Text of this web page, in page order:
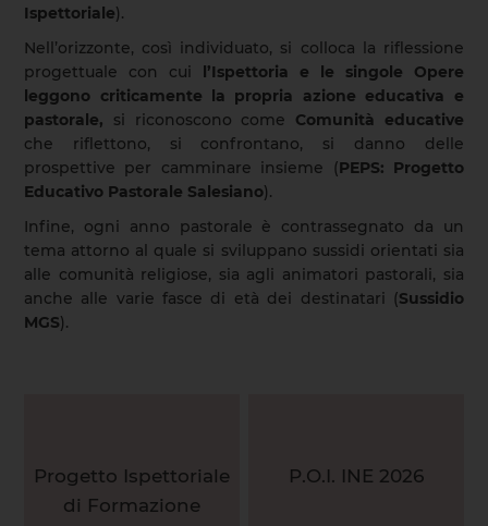
Ispettoriale).
Nell’orizzonte, così individuato, si colloca la riflessione
progettuale con cui l’Ispettoria e le singole Opere
leggono criticamente la propria azione educativa e
pastorale, si riconoscono come Comunità educative
che riflettono, si confrontano, si danno delle
prospettive per camminare insieme (PEPS: Progetto
Educativo Pastorale Salesiano).
Infine, ogni anno pastorale è contrassegnato da un
tema attorno al quale si sviluppano sussidi orientati sia
alle comunità religiose, sia agli animatori pastorali, sia
anche alle varie fasce di età dei destinatari (Sussidio
MGS).
Progetto Ispettoriale
di Formazione
P.O.I. INE 2026